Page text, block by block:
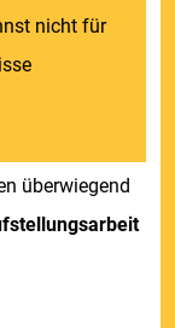
nicht für
überwiegend